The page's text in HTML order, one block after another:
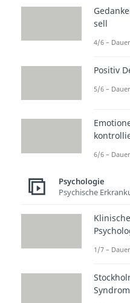
Bitten
dem
In einem
sich an
sell
4/6 –
Positiv
5/6 –
6/6 –
Psychologie
Psychische
Klinische
1/7 –
Syndrom